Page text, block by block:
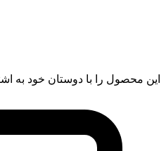
این محصول را با دوستان خود به